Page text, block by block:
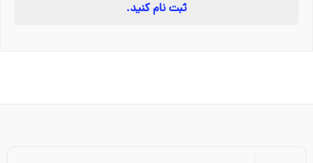
ثبت نام کنید.